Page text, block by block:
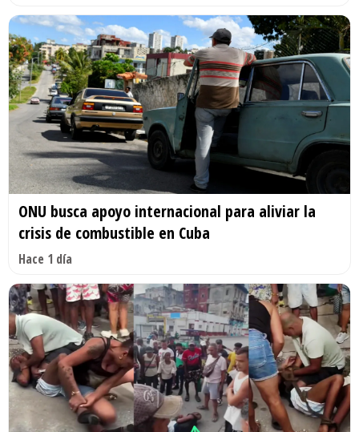
ONU busca apoyo internacional para aliviar la
crisis de combustible en Cuba
Hace 1 día